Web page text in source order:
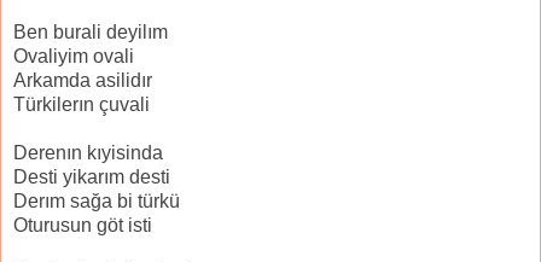
Ben burali deyilım
Ovaliyim ovali
Arkamda asilidır
Türkilerın çuvali
Derenın kıyisinda
Desti yikarım desti
Derım sağa bi türkü
Oturusun göt isti